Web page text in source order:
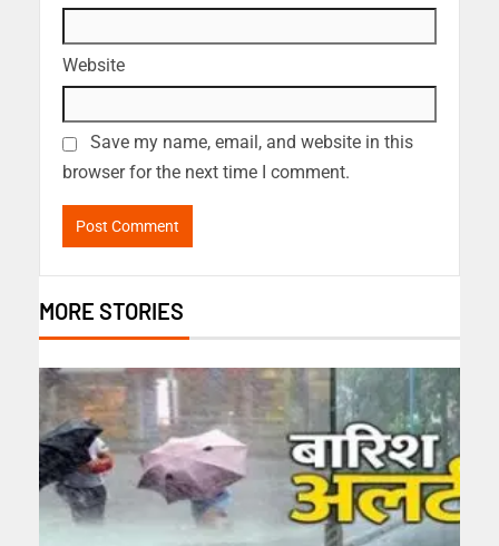
Website
Save my name, email, and website in this
browser for the next time I comment.
MORE STORIES